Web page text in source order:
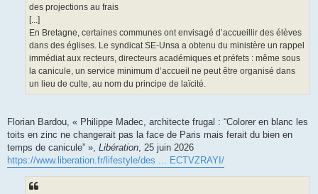
des projections au frais
[...]
En Bretagne, certaines communes ont envisagé d’accueillir des élèves
dans des églises. Le syndicat SE-Unsa a obtenu du ministère un rappel
immédiat aux recteurs, directeurs académiques et préfets : même sous
la canicule, un service minimum d’accueil ne peut être organisé dans
un lieu de culte, au nom du principe de laïcité.
Florian Bardou, « Philippe Madec, architecte frugal : “Colorer en blanc les
toits en zinc ne changerait pas la face de Paris mais ferait du bien en
temps de canicule” », Libération , 25 juin 2026
https://www.liberation.fr/lifestyle/des ... ECTVZRAYI/